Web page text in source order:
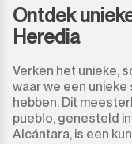
Estepona
Guadalmina Alta
Guadalmina Baja
Percelen
Residentiele
Commercieel
800.000€
850.000€
900.000€
Ontdek
Heredia
Verken het unieke,
waar we een
hebben. Dit
pueblo, genesteld
Alcántara, is een